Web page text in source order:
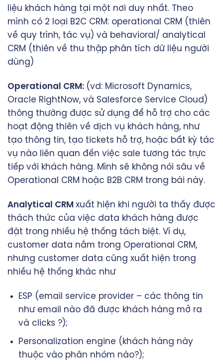
liệu khách hàng tại một nơi duy nhất. Theo
mình có 2 loại B2C CRM: operational CRM (thiên
về quy trình, tác vụ) và behavioral/ analytical
CRM (thiên về thu thập phân tích dữ liệu người
dùng)
Operational CRM: (vd: Microsoft Dynamics,
Oracle RightNow, và Salesforce Service Cloud)
thông thường được sử dụng để hỗ trợ cho các
hoạt động thiên về dịch vụ khách hàng, như
tạo thông tin, tạo tickets hỗ trợ, hoặc bất kỳ tác
vụ nào liên quan đến việc sale tương tác trực
tiếp với khách hàng. Mình sẽ không nói sâu về
Operational CRM hoặc B2B CRM trong bài này.
Analytical CRM xuất hiện khi người ta thấy được
thách thức của việc data khách hàng được
đặt trong nhiều hệ thống tách biệt. Ví dụ,
customer data nằm trong Operational CRM,
nhưng customer data cũng xuất hiện trong
nhiều hệ thống khác như
ESP (email service provider – các thông tin
như email nào đã được khách hàng mở ra
và clicks ?);
Personalization engine (khách hàng này
thuộc vào phân nhóm nào?);